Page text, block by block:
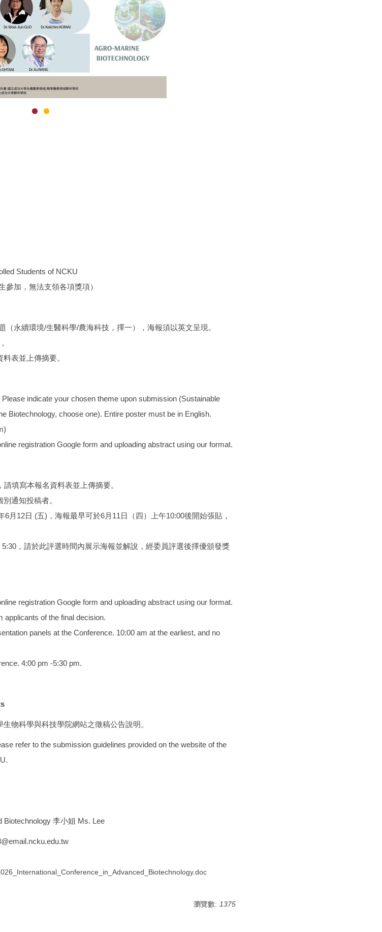
Students of NCKU
加，無法支領各項獎項）
永續環境/生醫科學/農海科技，擇一），海報須以英文呈現。
表並上傳摘要。
indicate your chosen theme upon submission (Sustainable
Biotechnology, choose one). Entire poster must be in English.
registration Google form and uploading abstract using our format.
，請填寫本報名資料表並上傳摘要。
通知投稿者。
月12日 (五)，海報最早可於6月11日（四）上午10:00後開始張貼，
，請於此評選時間內展示海報並解說，經委員評選後擇優頒發獎
registration Google form and uploading abstract using our format.
applicants of the final decision.
panels at the Conference. 10:00 am at the earliest, and no
4:00 pm -5:30 pm.
物科學與科技學院網站之徵稿公告說明。
refer to the submission guidelines provided on the website of the
Biotechnology 李小姐 Ms. Lee
瀏覽數: 1375